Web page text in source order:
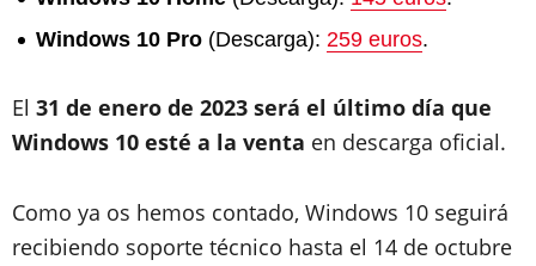
Windows 10 Pro (Descarga): 259 euros.
El 31 de enero de 2023 será el último día que
Windows 10 esté a la venta en descarga oficial.
Como ya os hemos contado, Windows 10 seguirá
recibiendo soporte técnico hasta el 14 de octubre